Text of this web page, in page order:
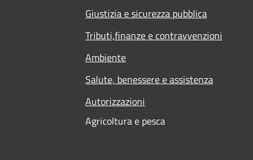
Giustizia e sicurezza pubblica
Tributi,finanze e contravvenzioni
Ambiente
Salute, benessere e assistenza
Autorizzazioni
Agricoltura e pesca